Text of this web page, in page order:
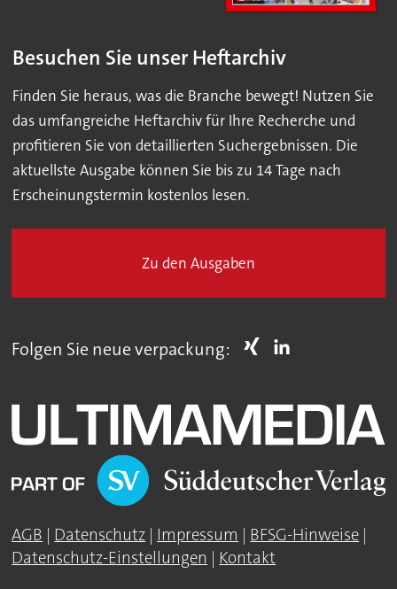
Besuchen Sie unser Heftarchiv
Finden Sie heraus, was die Branche bewegt! Nutzen Sie
das umfangreiche Heftarchiv für Ihre Recherche und
profitieren Sie von detaillierten Suchergebnissen. Die
aktuellste Ausgabe können Sie bis zu 14 Tage nach
Erscheinungstermin kostenlos lesen.
Zu den Ausgaben
Folgen Sie neue verpackung:
AGB | Datenschutz | Impressum | BFSG-Hinweise |
Datenschutz-Einstellungen | Kontakt